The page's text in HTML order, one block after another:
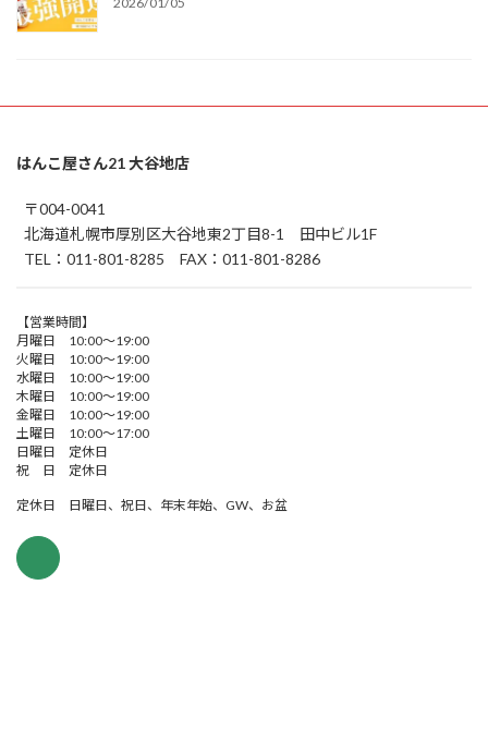
はんこ屋さん21 大谷地店
〒004-0041
北海道札幌市厚別区大谷地東2丁目8-1 田中ビル1F
TEL：011-801-8285 FAX：011-801-8286
【営業時間】
月曜日 10:00～19:00
火曜日 10:00～19:00
水曜日 10:00～19:00
木曜日 10:00～19:00
金曜日 10:00～19:00
土曜日 10:00～17:00
日曜日 定休日
祝 日 定休日
定休日 日曜日、祝日、年末年始、GW、お盆